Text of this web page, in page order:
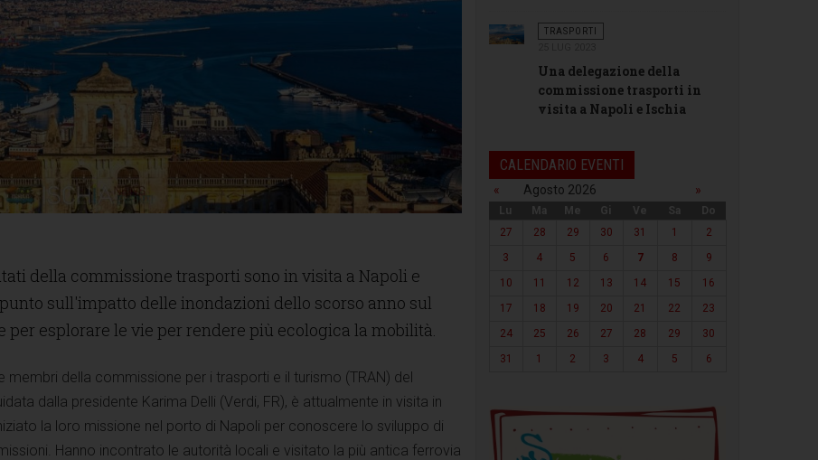
della commissione trasporti sono in visita a Napoli e
sull'impatto delle inondazioni dello scorso anno sul
per esplorare le vie per rendere più ecologica la mobilità.
membri della commissione per i trasporti e il turismo (TRAN) del
dalla presidente Karima Delli (Verdi, FR), è attualmente in visita in
la loro missione nel porto di Napoli per conoscere lo sviluppo di
Hanno incontrato le autorità locali e visitato la più antica ferrovia
TRASPORTI
Una delegazione della
commissione trasporti in
visita a Napoli e Ischia
CALENDARIO EVENTI
« Agosto 2026 »
Lu Ma Me Gi Ve Sa
Do
27
28 29 30 31 1
2
3
4 5 6 7 8
9
10
11 12 13 14 15
16
17
18 19 20 21 22
23
24
25 26 27 28 29
30
31
1 2 3 4 5 6